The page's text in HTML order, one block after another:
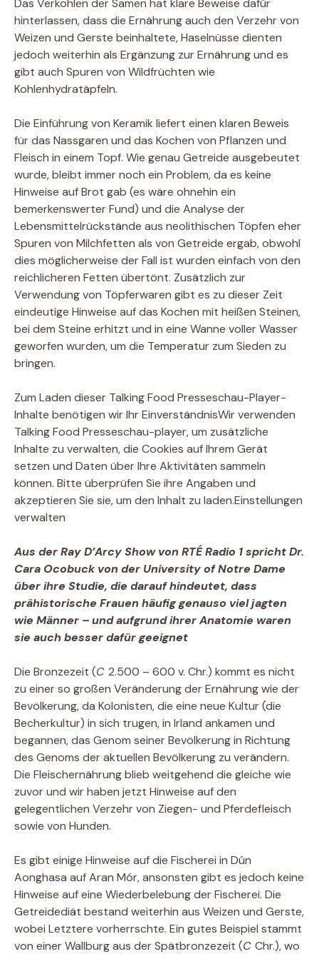
hinterlassen, dass die Ernährung auch den Verzehr von
Weizen und Gerste beinhaltete, Haselnüsse dienten
jedoch weiterhin als Ergänzung zur Ernährung und es
gibt auch Spuren von Wildfrüchten wie
Kohlenhydratäpfeln.
Die Einführung von Keramik liefert einen klaren Beweis
für das Nassgaren und das Kochen von Pflanzen und
Fleisch in einem Topf. Wie genau Getreide ausgebeutet
wurde, bleibt immer noch ein Problem, da es keine
Hinweise auf Brot gab (es wäre ohnehin ein
bemerkenswerter Fund) und die Analyse der
Lebensmittelrückstände aus neolithischen Töpfen eher
Spuren von Milchfetten als von Getreide ergab, obwohl
dies möglicherweise der Fall ist wurden einfach von den
reichlicheren Fetten übertönt. Zusätzlich zur
Verwendung von Töpferwaren gibt es zu dieser Zeit
eindeutige Hinweise auf das Kochen mit heißen Steinen,
bei dem Steine ​​erhitzt und in eine Wanne voller Wasser
geworfen wurden, um die Temperatur zum Sieden zu
bringen.
Zum Laden dieser Talking Food Presseschau-Player-
Inhalte benötigen wir Ihr EinverständnisWir verwenden
Talking Food Presseschau-player, um zusätzliche
Inhalte zu verwalten, die Cookies auf Ihrem Gerät
setzen und Daten über Ihre Aktivitäten sammeln
können. Bitte überprüfen Sie ihre Angaben und
akzeptieren Sie sie, um den Inhalt zu laden.Einstellungen
verwalten
Aus der Ray D’Arcy Show von RTÉ Radio 1 spricht Dr.
Cara Ocobuck von der University of Notre Dame
über ihre Studie, die darauf hindeutet, dass
prähistorische Frauen häufig genauso viel jagten
wie Männer – und aufgrund ihrer Anatomie waren
sie auch besser dafür geeignet
Die Bronzezeit (C 2.500 – 600 v. Chr.) kommt es nicht
zu einer so großen Veränderung der Ernährung wie der
Bevölkerung, da Kolonisten, die eine neue Kultur (die
Becherkultur) in sich trugen, in Irland ankamen und
begannen, das Genom seiner Bevölkerung in Richtung
des Genoms der aktuellen Bevölkerung zu verändern.
Die Fleischernährung blieb weitgehend die gleiche wie
zuvor und wir haben jetzt Hinweise auf den
gelegentlichen Verzehr von Ziegen- und Pferdefleisch
sowie von Hunden.
Es gibt einige Hinweise auf die Fischerei in Dún
Aonghasa auf Aran Mór, ansonsten gibt es jedoch keine
Hinweise auf eine Wiederbelebung der Fischerei. Die
Getreidediät bestand weiterhin aus Weizen und Gerste,
wobei Letztere vorherrschte. Ein gutes Beispiel stammt
von einer Wallburg aus der Spätbronzezeit (C Chr.), wo